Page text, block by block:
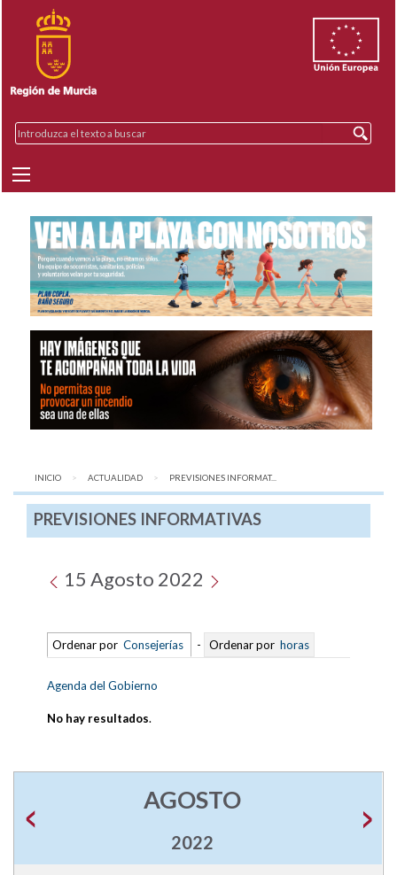
INICIO ACTUALIDAD AQUÍ:
PREVISIONES INFORMAT...
PREVISIONES INFORMATIVAS
15 Agosto 2022
Ordenar por Consejerías - Ordenar por horas
Agenda del Gobierno
No hay resultados.
AGOSTO
2022